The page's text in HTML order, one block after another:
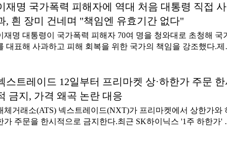
'을 준비하는 국내외 기업들의 협력 사례를 살펴보고, 이들이 어
해관계로 손을 잡았는지 분석한다. 나아가 이러한 연합이 글로벌
시장의 경쟁 구도와 한국 기업들의 전략에 어떤 변화를 가져올
짚어본다. -글 싣는 순서
급된다.SK하이닉스는 주주가치 제고를 위해 추가 주주환원 방안
검토하고 있으며, 구체적인 사항은 9월 내 관련 계획을 발표하겠
고 밝혔다.SK하이닉스가 관련 방안을 장기간 검토해왔고, 상반
금 보유고가 크게 확대된 만큼 대규모 환원 계획이 발표될 가능
있는 것으로 분석된다. 김나영 기자
재명 국가폭력 피해자에 역대 처음 대통령 직접 사
, 흰 장미 건네며 "책임엔 유효기간 없다"
재명 대통령이 국가폭력 피해자 70여 명을 청와대로 초청해 국
대표해 사과하고 피해 회복을 위한 국가의 책임을 강조했다.제
해자들에게 대통령이 직접 위로와 사과를 전한 것은 이번이 처
다.이 대통령은 7일 청와대 영빈관에서 제3기 진실·화해를위한과
사정리위원회 출범을 계기로 열린 국가폭력 피해자 위로 오찬에
"해방 이후 이 땅에서 벌어진 모든 국가폭력 사건의 피해자 여
께 깊은 위로와 사과의 말씀을 드린다"며 "국가의 책임에는 유
스트레이드 12일부터 프리마켓 상·하한가 주문 한
금지, 가격 왜곡 논란 대응
체거래소(ATS) 넥스트레이드(NXT)가 프리마켓에서 상한가와
가 주문을 한시적으로 금지한다.최근 SK하이닉스 '1주 하한가'